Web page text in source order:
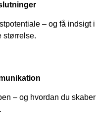
– og få indsigt i
størrelse.
– og hvordan du skaber